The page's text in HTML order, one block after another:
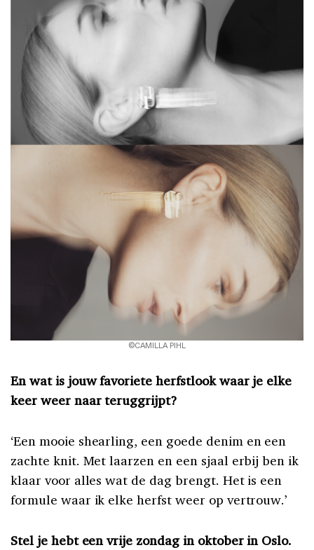
©CAMILLA PIHL
En wat is jouw favoriete herfstlook waar je elke
keer weer naar teruggrijpt?
‘Een mooie shearling, een goede denim en een
zachte knit. Met laarzen en een sjaal erbij ben ik
klaar voor alles wat de dag brengt. Het is een
formule waar ik elke herfst weer op vertrouw.’
Stel je hebt een vrije zondag in oktober in Oslo.